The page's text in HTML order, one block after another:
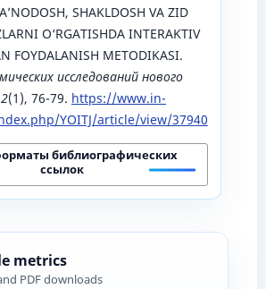
SHAKLDOSH VA ZID
O‘RGATISHDA INTERAKTIV
FOYDALANISH METODIKASI.
исследований нового
2(1), 76-79. https://www.in-
YOITJ/article/view/37940
библиографических
ссылок
metrics
PDF downloads